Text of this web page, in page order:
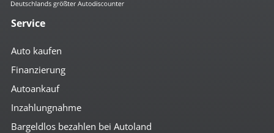
Service
Auto kaufen
Finanzierung
Autoankauf
Inzahlungnahme
Bargeldlos bezahlen bei Autoland